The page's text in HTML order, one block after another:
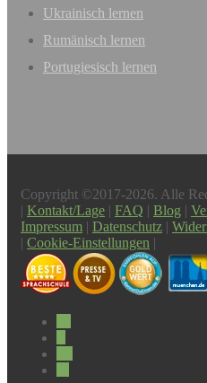
Ukrainisch lernen
Rumänisch lernen
Portugiesisch lernen
Copyright ©2017-2026. Alle
| Kontakt/Lage | FAQ | Blog |
Impressum | Datenschutz |
| Cookie-Einstellungen |